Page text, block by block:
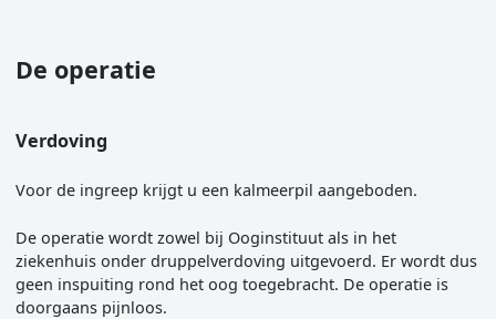
De operatie
Verdoving
Voor de ingreep krijgt u een kalmeerpil aangeboden.
De operatie wordt zowel bij Ooginstituut als in het
ziekenhuis onder druppelverdoving uitgevoerd. Er wordt dus
geen inspuiting rond het oog toegebracht. De operatie is
doorgaans pijnloos.